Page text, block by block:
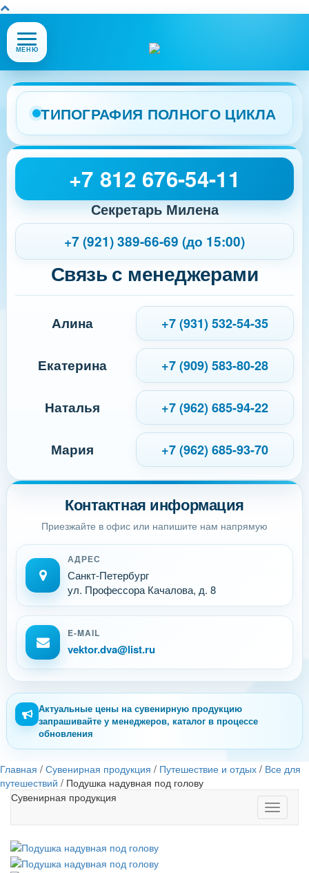
Открыть
или
меню
сайта
МЕНЮ
ТИПОГРАФИЯ ПОЛНОГО ЦИКЛА
Контактная информация
Приезжайте в офис или напишите нам напрямую
АДРЕС
Санкт-Петербург
ул. Профессора Качалова, д. 8
E-MAIL
vektor.dva@list.ru
+7 812 676-54-11
Секретарь Милена
+7 (921) 389-66-69 (до 15:00)
Связь с менеджерами
Алина +7 (931) 532-54-35
Екатерина +7 (909) 583-80-28
Наталья +7 (962) 685-94-22
Мария +7 (962) 685-93-70
Актуальные цены на сувенирную продукцию
запрашивайте у менеджеров, каталог в процессе
обновления
Главная / Сувенирная продукция / Путешествие и отдых / Все для
путешествий / Подушка надувная под голову
Toggle
Сувенирная продукция